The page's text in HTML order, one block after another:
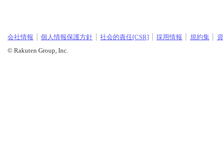
会社情報 個人情報保護方針 社会的責任[CSR] 採用情報 規約集
© Rakuten Group, Inc.